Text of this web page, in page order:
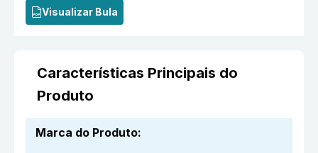
Visualizar Bula
Características Principais do
Produto
Marca do Produto: